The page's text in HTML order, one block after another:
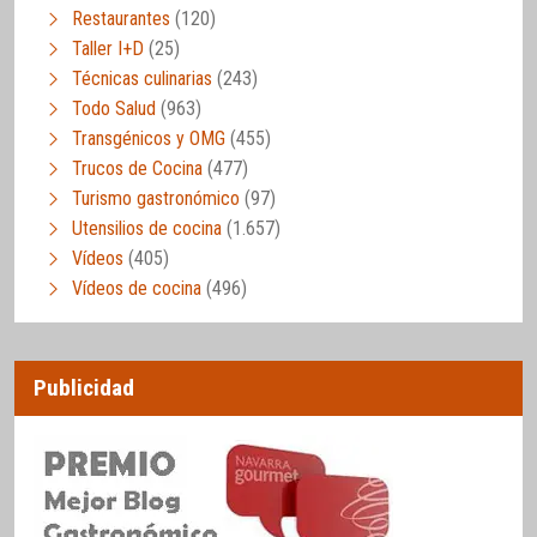
Restaurantes (120)
Taller I+D (25)
Técnicas culinarias (243)
Todo Salud (963)
Transgénicos y OMG (455)
Trucos de Cocina (477)
Turismo gastronómico (97)
Utensilios de cocina (1.657)
Vídeos (405)
Vídeos de cocina (496)
Publicidad